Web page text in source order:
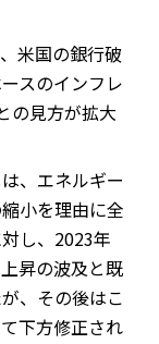
米国の銀行破
スのインフレ
の見方が拡大
、エネルギー
小を理由に全
し、2023年
昇の波及と既
、その後はこ
下方修正され